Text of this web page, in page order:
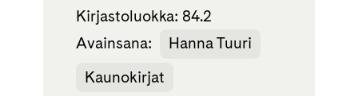
Kirjastoluokka: 84.2
Avainsana:
Hanna Tuuri
Kaunokirjat